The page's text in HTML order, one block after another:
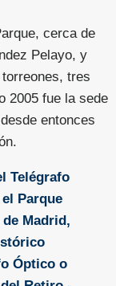
cerca de
Pelayo, y
tres
2005 fue la sede
entonces